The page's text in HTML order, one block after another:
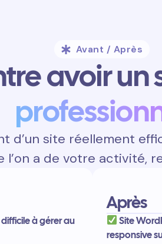
Avant / Après
avoir un
d’un site réellement
l’on a de votre
à gérer au
Après
Site
responsive